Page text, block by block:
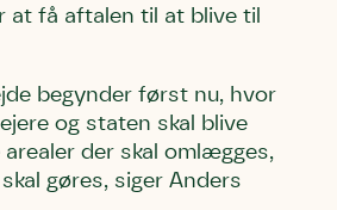
at få aftalen til at blive til
begynder først nu, hvor
og staten skal blive
arealer der skal omlægges,
gøres, siger Anders